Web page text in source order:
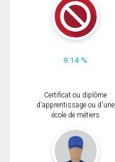
9.14 %
Certificat ou diplôme
d'apprentissage ou d'une
école de métiers